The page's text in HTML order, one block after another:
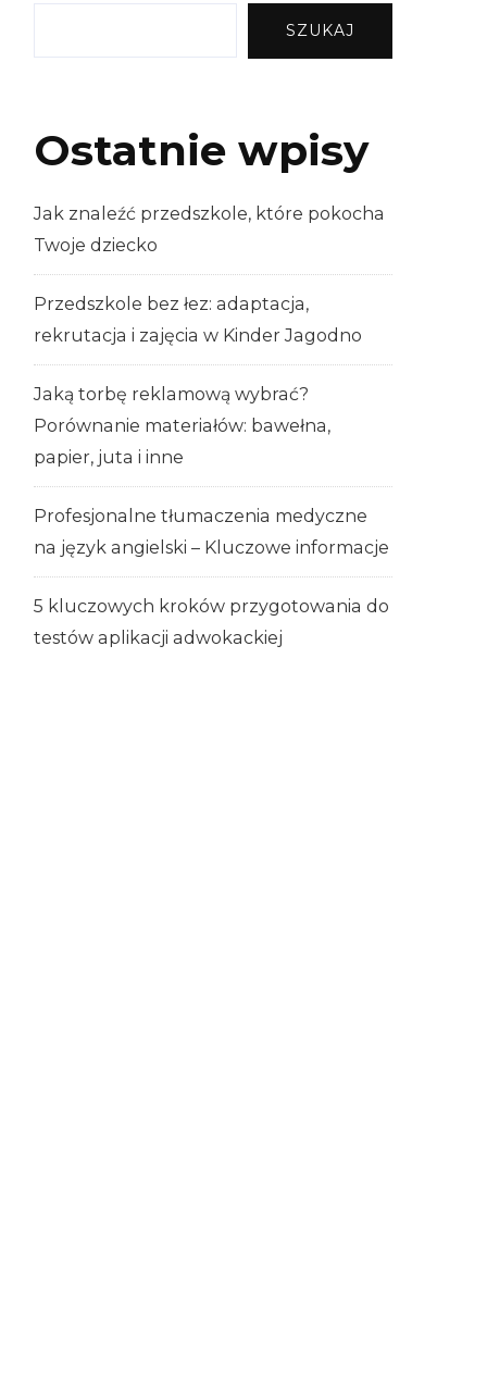
SZUKAJ
Ostatnie wpisy
Jak znaleźć przedszkole, które pokocha
Twoje dziecko
Przedszkole bez łez: adaptacja,
rekrutacja i zajęcia w Kinder Jagodno
Jaką torbę reklamową wybrać?
Porównanie materiałów: bawełna,
papier, juta i inne
Profesjonalne tłumaczenia medyczne
na język angielski – Kluczowe informacje
5 kluczowych kroków przygotowania do
testów aplikacji adwokackiej